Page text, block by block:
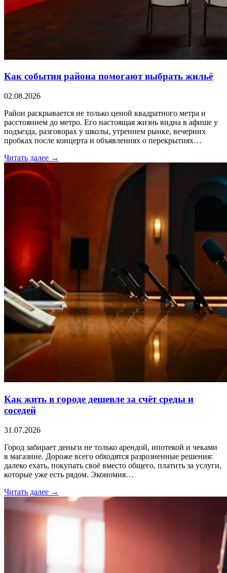
Как события района помогают выбрать жильё
02.08.2026
Район раскрывается не только ценой квадратного метра и
расстоянием до метро. Его настоящая жизнь видна в афише у
подъезда, разговорах у школы, утреннем рынке, вечерних
пробках после концерта и объявлениях о перекрытиях…
Читать далее →
Как жить в городе дешевле за счёт среды и
соседей
31.07.2026
Город забирает деньги не только арендой, ипотекой и чеками
в магазине. Дороже всего обходятся разрозненные решения:
далеко ехать, покупать своё вместо общего, платить за услуги,
которые уже есть рядом. Экономия…
Читать далее →